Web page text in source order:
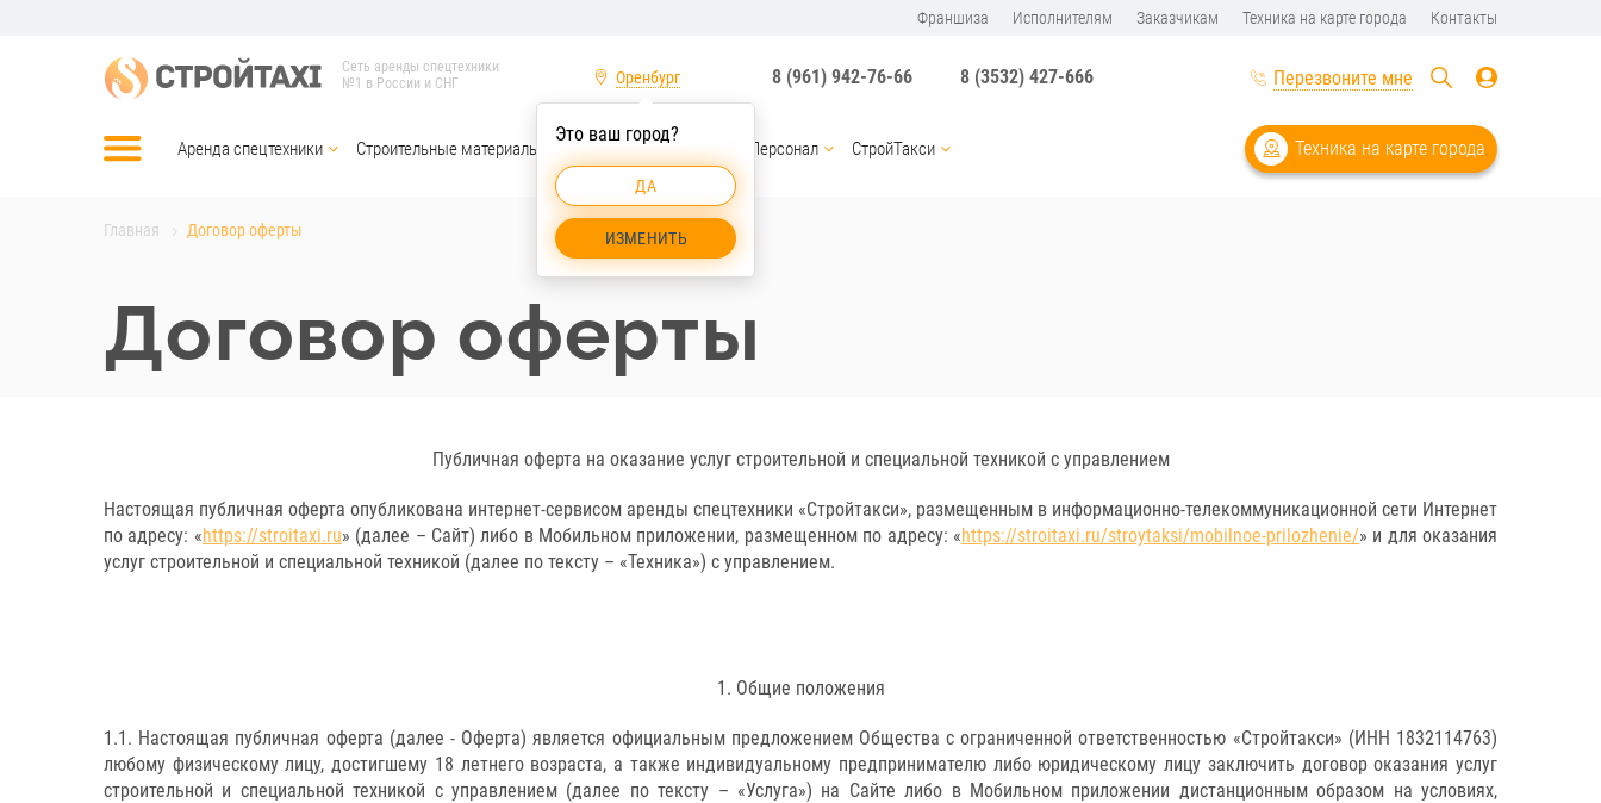
Франшиза Исполнителям Заказчикам Техника на карте города Контакты
Сеть аренды спецтехники
№1 в России и СНГ
Оренбург
Это ваш город?
ДА
ИЗМЕНИТЬ
8 (961) 942-76-66 8 (3532) 427-666 Перезвоните мне
Аренда спецтехники Строительные материалы Услуги спецтехники Персонал СтройТакси Техника на карте города
Главная Договор оферты
Договор оферты
Публичная оферта на оказание услуг строительной и специальной техникой с управлением
Настоящая публичная оферта опубликована интернет-сервисом аренды спецтехники «Стройтакси», размещенным в информационно-телекоммуникационной сети Интернет
по адресу: «https://stroitaxi.ru» (далее – Сайт) либо в Мобильном приложении, размещенном по адресу: «https://stroitaxi.ru/stroytaksi/mobilnoe-prilozhenie/» и для оказания
услуг строительной и специальной техникой (далее по тексту – «Техника») с управлением.
1. Общие положения
1.1. Настоящая публичная оферта (далее - Оферта) является официальным предложением Общества с ограниченной ответственностью «Стройтакси» (ИНН 1832114763)
любому физическому лицу, достигшему 18 летнего возраста, а также индивидуальному предпринимателю либо юридическому лицу заключить договор оказания услуг
строительной и специальной техникой с управлением (далее по тексту – «Услуга») на Сайте либо в Мобильном приложении дистанционным образом на условиях,